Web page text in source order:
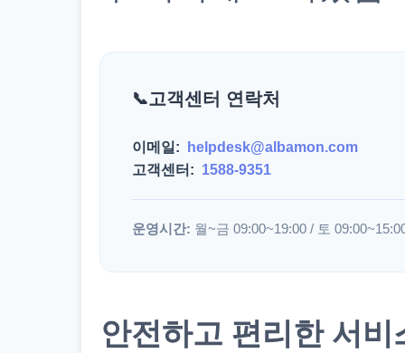
고객센터 연락처
이메일:
helpdesk@albamon.com
고객센터: 1588-9351
운영시간: 월~금 09:00~19:00 / 토
안전하고 편리한 서